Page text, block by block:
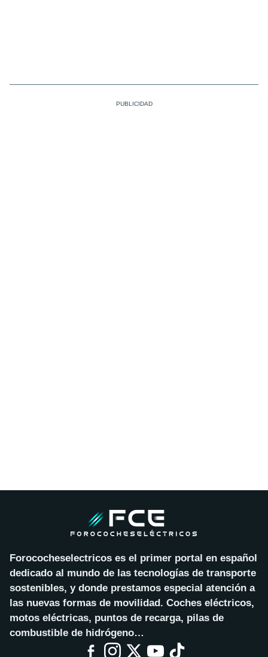
Forococheselectricos es el primer portal en español
dedicado al mundo de las tecnologías de transporte
sostenibles, y donde prestamos especial atención a
las nuevas formas de movilidad. Coches eléctricos,
motos eléctricas, puntos de recarga, pilas de
combustible de hidrógeno…